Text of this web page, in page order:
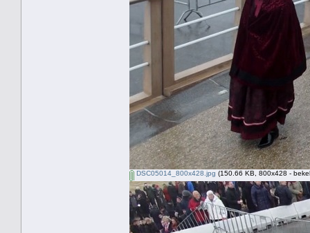
DSC05014_800x428.jpg (150.66 KB, 800x428 -